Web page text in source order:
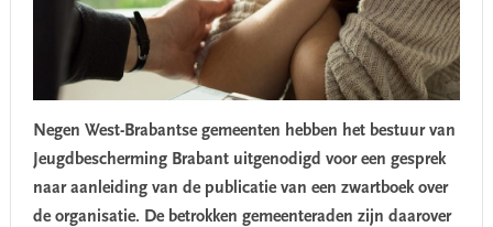
Negen West-Brabantse gemeenten hebben het bestuur van
Jeugdbescherming Brabant uitgenodigd voor een gesprek
naar aanleiding van de publicatie van een zwartboek over
de organisatie. De betrokken gemeenteraden zijn daarover